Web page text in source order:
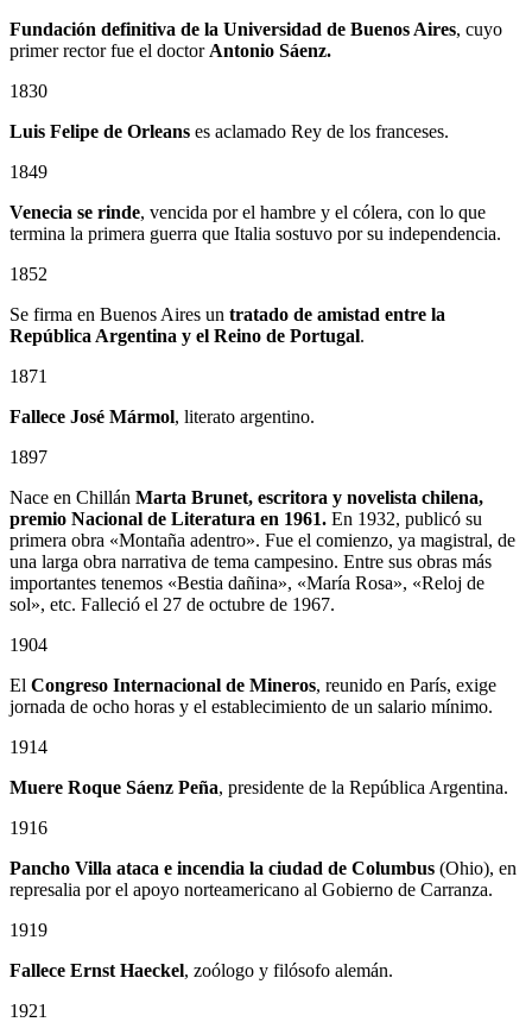
Fundación definitiva de la Universidad de Buenos Aires, cuyo
primer rector fue el doctor Antonio Sáenz.
1830
Luis Felipe de Orleans es aclamado Rey de los franceses.
1849
Venecia se rinde, vencida por el hambre y el cólera, con lo que
termina la primera guerra que Italia sostuvo por su independencia.
1852
Se firma en Buenos Aires un tratado de amistad entre la
República Argentina y el Reino de Portugal.
1871
Fallece José Mármol, literato argentino.
1897
Nace en Chillán Marta Brunet, escritora y novelista chilena,
premio Nacional de Literatura en 1961. En 1932, publicó su
primera obra «Montaña adentro». Fue el comienzo, ya magistral, de
una larga obra narrativa de tema campesino. Entre sus obras más
importantes tenemos «Bestia dañina», «María Rosa», «Reloj de
sol», etc. Falleció el 27 de octubre de 1967.
1904
El Congreso Internacional de Mineros, reunido en París, exige
jornada de ocho horas y el establecimiento de un salario mínimo.
1914
Muere Roque Sáenz Peña, presidente de la República Argentina.
1916
Pancho Villa ataca e incendia la ciudad de Columbus (Ohio), en
represalia por el apoyo norteamericano al Gobierno de Carranza.
1919
Fallece Ernst Haeckel, zoólogo y filósofo alemán.
1921